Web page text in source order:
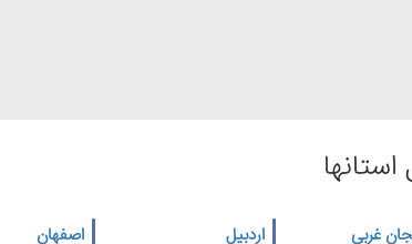
غربی اردبیل اصفهان